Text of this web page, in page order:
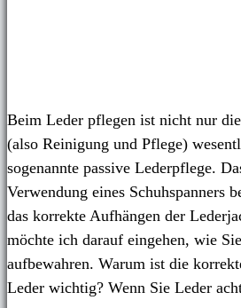
Beim Leder pflegen ist nicht nur
(also Reinigung und Pflege)
sogenannte passive Lederpflege.
Verwendung eines Schuhspanners
das korrekte Aufhängen der
möchte ich darauf eingehen, wie
aufbewahren. Warum ist die
Leder wichtig? Wenn Sie Leder